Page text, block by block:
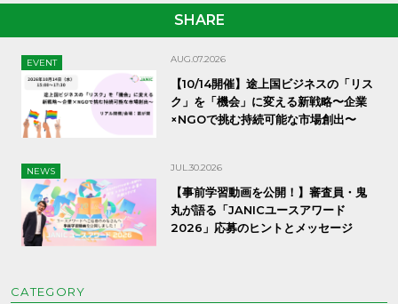
SHARE
EVENT AUG.07.2026
【10/14開催】途上国ビジネスの「リス
ク」を「機会」に変える新戦略〜企業
×NGOで挑む持続可能な市場創出〜
NEWS JUL.30.2026
【事前学習動画を公開！】審査員・鬼
丸が語る「JANICユースアワード
2026」応募のヒントとメッセージ
CATEGORY